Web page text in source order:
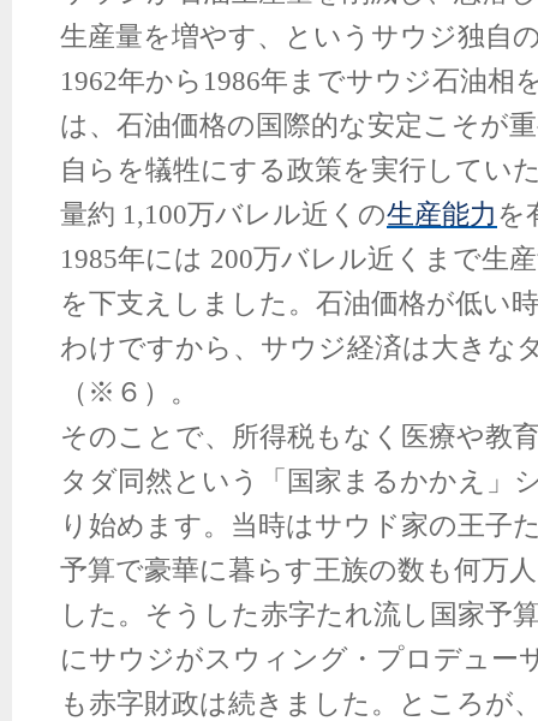
生産量を増やす、というサウジ独自
1962年から1986年までサウジ石油相
は、石油価格の国際的な安定こそが
自らを犠牲にする政策を実行してい
量約 1,100万バレル近くの生産能力を
1985年には 200万バレル近くまで生
を下支えしました。石油価格が低い
わけですから、サウジ経済は大きな
（※６）。
そのことで、所得税もなく医療や教
タダ同然という「国家まるかかえ」
り始めます。当時はサウド家の王子
予算で豪華に暮らす王族の数も何万
した。そうした赤字たれ流し国家予
にサウジがスウィング・プロデュー
も赤字財政は続きました。ところが